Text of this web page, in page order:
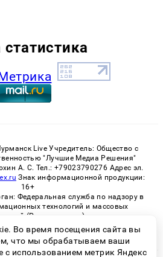
Live Учредитель: Общество с
"Лучшие Медиа Решения"
А. С. Тел.: +79023790276 Адрес эл.
Знак информационной продукции:
16+
Федеральная служба по надзору в
технологий и массовых
(Роскомнадзор)
СМИ ЭЛ № ФС 77 - 82534 от 21.01.2022
Во время посещения сайта вы
что мы обрабатываем ваши
с использованием метрик Яндекс